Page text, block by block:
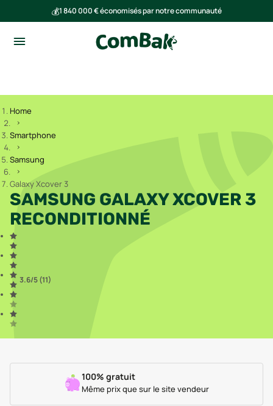
💰1 840 000 € économisés par notre communauté
Home
Smartphone
Samsung
Galaxy Xcover 3
SAMSUNG GALAXY XCOVER 3
RECONDITIONNÉ
3.6/5 (11)
100% gratuit
Même prix que sur le site vendeur